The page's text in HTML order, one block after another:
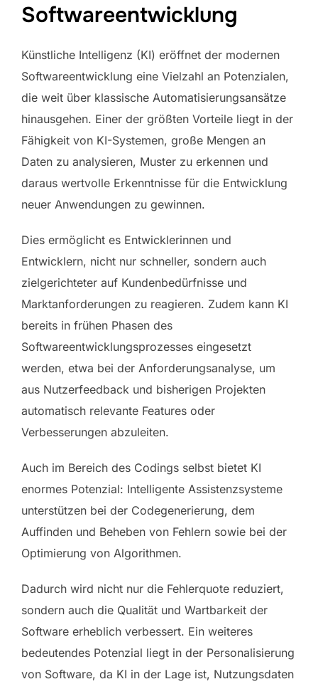
Softwareentwicklung
Künstliche Intelligenz (KI) eröffnet der modernen
Softwareentwicklung eine Vielzahl an Potenzialen,
die weit über klassische Automatisierungsansätze
hinausgehen. Einer der größten Vorteile liegt in der
Fähigkeit von KI-Systemen, große Mengen an
Daten zu analysieren, Muster zu erkennen und
daraus wertvolle Erkenntnisse für die Entwicklung
neuer Anwendungen zu gewinnen.
Dies ermöglicht es Entwicklerinnen und
Entwicklern, nicht nur schneller, sondern auch
zielgerichteter auf Kundenbedürfnisse und
Marktanforderungen zu reagieren. Zudem kann KI
bereits in frühen Phasen des
Softwareentwicklungsprozesses eingesetzt
werden, etwa bei der Anforderungsanalyse, um
aus Nutzerfeedback und bisherigen Projekten
automatisch relevante Features oder
Verbesserungen abzuleiten.
Auch im Bereich des Codings selbst bietet KI
enormes Potenzial: Intelligente Assistenzsysteme
unterstützen bei der Codegenerierung, dem
Auffinden und Beheben von Fehlern sowie bei der
Optimierung von Algorithmen.
Dadurch wird nicht nur die Fehlerquote reduziert,
sondern auch die Qualität und Wartbarkeit der
Software erheblich verbessert. Ein weiteres
bedeutendes Potenzial liegt in der Personalisierung
von Software, da KI in der Lage ist, Nutzungsdaten